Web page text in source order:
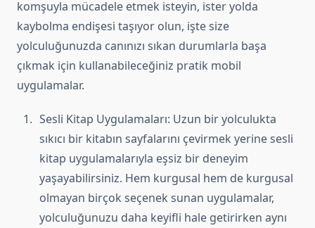
komşuyla mücadele etmek isteyin, ister yolda
kaybolma endişesi taşıyor olun, işte size
yolculuğunuzda canınızı sıkan durumlarla başa
çıkmak için kullanabileceğiniz pratik mobil
uygulamalar.
Sesli Kitap Uygulamaları: Uzun bir yolculukta
sıkıcı bir kitabın sayfalarını çevirmek yerine sesli
kitap uygulamalarıyla eşsiz bir deneyim
yaşayabilirsiniz. Hem kurgusal hem de kurgusal
olmayan birçok seçenek sunan uygulamalar,
yolculuğunuzu daha keyifli hale getirirken aynı